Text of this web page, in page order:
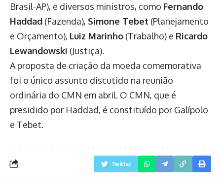
Brasil-AP), e diversos ministros, como Fernando
Haddad (Fazenda), Simone Tebet (Planejamento
e Orçamento), Luiz Marinho (Trabalho) e Ricardo
Lewandowski (Justiça).
A proposta de criação da moeda comemorativa
foi o único assunto discutido na reunião
ordinária do CMN em abril. O CMN, que é
presidido por Haddad, é constituído por Galípolo
e Tebet.
Twitter